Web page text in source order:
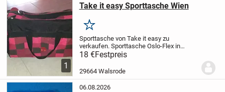
1
Take it easy Sporttasche Wien
Merken
Sporttasche von Take it easy zu
verkaufen.Sporttasche Oslo-Flex in
rot/schwarzda er bei uns nicht mehr
benötigt wird, darf er nun weiterziehen.
Bereit für eine weitere Runde.
18 €Festpreis
29664 Walsrode
06.08.2026